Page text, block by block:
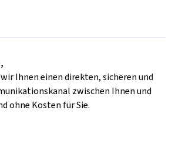
Ihnen einen direkten, sicheren und
zwischen Ihnen und
ohne Kosten für Sie.